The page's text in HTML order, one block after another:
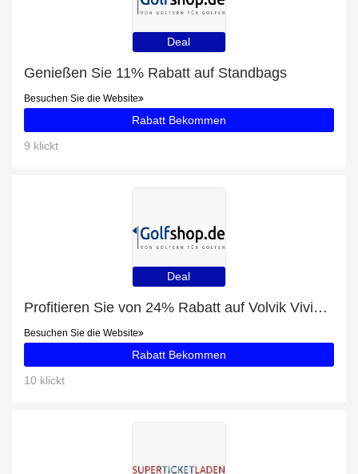
Deal
Genießen Sie 11% Rabatt auf Standbags
Besuchen Sie die Website
Rabatt Bekommen
9 klickt
Deal
Profitieren Sie von 24% Rabatt auf Volvik Vivid Disney Collection 5 Charakter Box plus 24% Rabatt
Besuchen Sie die Website
Rabatt Bekommen
10 klickt